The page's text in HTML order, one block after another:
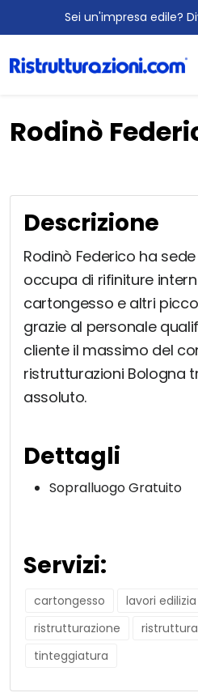
Sei un'impresa edile?
Rodinò
Descrizione
Rodinò Federico ha
occupa di rifiniture
cartongesso e altri
grazie al personale
cliente il massimo del
ristrutturazioni Bologna
assoluto.
Dettagli
Sopralluogo Gratuito
Servizi:
cartongesso lavori edilizia
ristrutturazione
tinteggiatura